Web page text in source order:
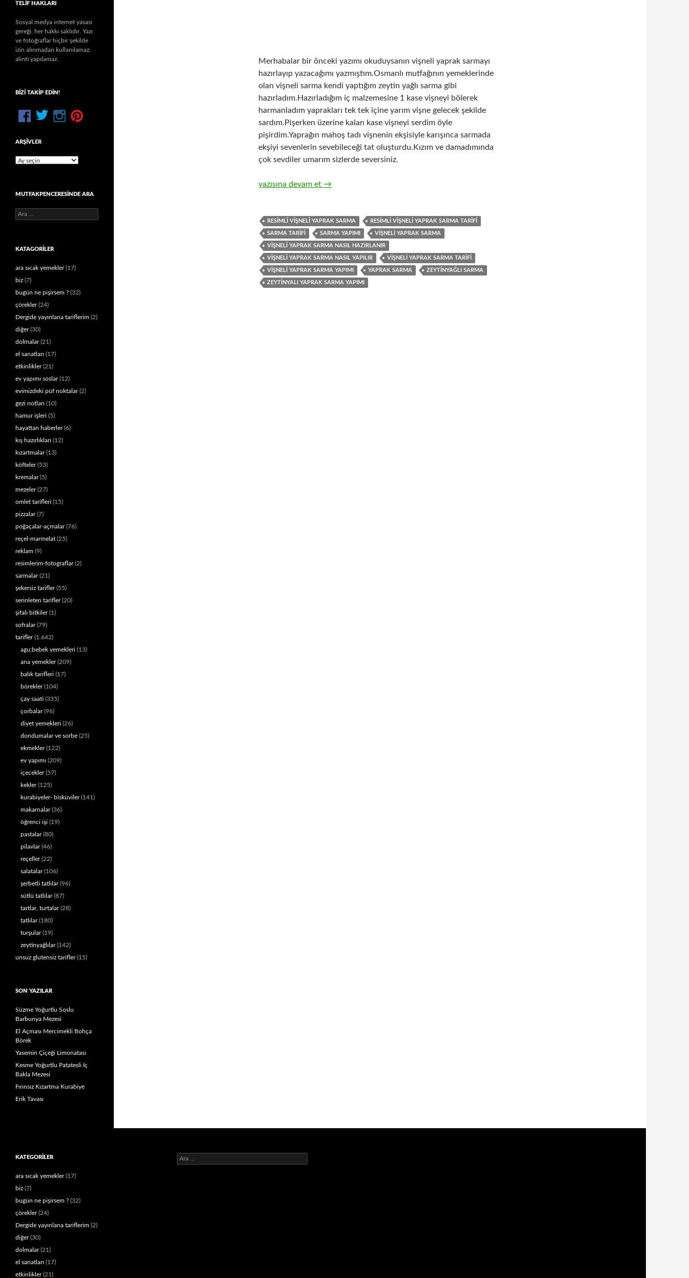
Merhabalar bir önceki yazımı okuduysanın vişneli yaprak sarmayı
hazırlayıp yazacağımı yazmıştım.Osmanlı mutfağının yemeklerinde
olan vişneli sarma kendi yaptığım zeytin yağlı sarma gibi
hazırladım.Hazırladığım iç malzemesine 1 kase vişneyi bölerek
harmanladım yaprakları tek tek içine yarım vişne gelecek şekilde
sardım.Pişerken üzerine kalan kase vişneyi serdim öyle
pişirdim.Yaprağın mahoş tadı vişnenin ekşisiyle karışınca sarmada
ekşiyi sevenlerin sevebileceği tat oluşturdu.Kızım ve damadımında
çok sevdiler umarım sizlerde seversiniz.
Vişneli Asma Yaprağı Sarması
yazısına devam et →
RESIMLI VIŞNELI YAPRAK SARMA RESIMLI VIŞNELI YAPRAK SARMA TARIFI
SARMA TARIFI SARMA YAPIMI VIŞNELI YAPRAK SARMA
VIŞNELI YAPRAK SARMA NASIL HAZIRLANIR
VIŞNELI YAPRAK SARMA NASIL YAPILIR VIŞNELI YAPRAK SARMA TARIFI
VIŞNELI YAPRAK SARMA YAPIMI YAPRAK SARMA ZEYTINYAĞLI SARMA
ZEYTINYALI YAPRAK SARMA YAPIMI
TELIF HAKLARI
Sosyal medya internet yasası
gereği, her hakkı saklıdır. Yazı
ve fotoğraflar hiçbir şekilde
izin alınmadan kullanılamaz,
alıntı yapılamaz.
BIZI TAKIP EDIN!
ARŞIVLER
Arşivler
MUTFAKPENCERESINDE ARA
Arama:
KATAGORILER
ara sıcak yemekler(17)
biz (7)
bugün ne pişirsem ? (32)
çörekler(24)
Dergide yayınlana tariflerim (2)
diğer(30)
dolmalar(21)
el sanatları (17)
etkinlikler(21)
ev yapımı soslar(12)
evimizdeki püf noktalar(2)
gezi notları (10)
hamur işleri (5)
hayattan haberler(6)
kış hazırlıkları (12)
kızartmalar(13)
köfteler(53)
kremalar(5)
mezeler(27)
omlet tarifleri (15)
pizzalar(7)
poğaçalar-açmalar(76)
reçel-marmelat (25)
reklam (9)
resimlerim-fotograflar(2)
sarmalar(21)
şekersiz tarifler(55)
serinleten tarifler(20)
şifalı bitkiler(1)
sofralar(79)
tarifler(1.642)
agu:bebek yemekleri (13)
ana yemekler(209)
balık tarifleri (17)
börekler(104)
çay saati (335)
çorbalar(96)
diyet yemekleri (26)
dondumalar ve sorbe (25)
ekmekler(122)
ev yapımı (209)
içecekler(57)
kekler(125)
kurabiyeler- bisküviler(141)
makarnalar(36)
öğrenci işi (19)
pastalar(80)
pilavlar(46)
reçeller(22)
salatalar(106)
şerbetli tatlılar(96)
sütlü tatlılar(87)
tartlar, turtalar(28)
tatlılar(180)
turşular(19)
zeytinyağlılar(142)
unsuz glutensiz tarifler(15)
SON YAZILAR
Süzme Yoğurtlu Soslu
Barbunya Mezesi
El Açması Mercimekli Bohça
Börek
Yasemin Çiçeği Limonatası
Kesme Yoğurtlu Patatesli İç
Bakla Mezesi
Fırınsız Kızartma Kurabiye
Erik Tavası
KATEGORILER
ara sıcak yemekler(17)
biz (7)
bugün ne pişirsem ? (32)
çörekler(24)
Dergide yayınlana tariflerim (2)
diğer(30)
dolmalar(21)
el sanatları (17)
etkinlikler(21)
Arama: